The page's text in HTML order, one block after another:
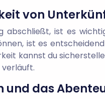
von
abschließt, ist es
ist es
kannst du
und das